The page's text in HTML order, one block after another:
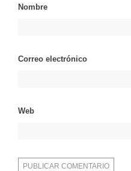
Nombre
Correo electrónico
Web